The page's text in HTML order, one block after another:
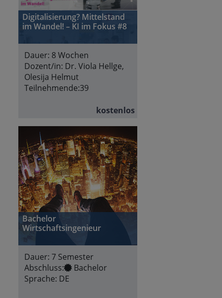
Digitalisierung? Mittelstand
im Wandel! – KI im Fokus #8
Dauer: 8 Wochen
Dozent/in: Dr. Viola Hellge,
Olesija Helmut
Teilnehmende:39
kostenlos
Bachelor
Wirtschaftsingenieur
Dauer: 7 Semester
Abschluss:
Bachelor
Sprache: DE